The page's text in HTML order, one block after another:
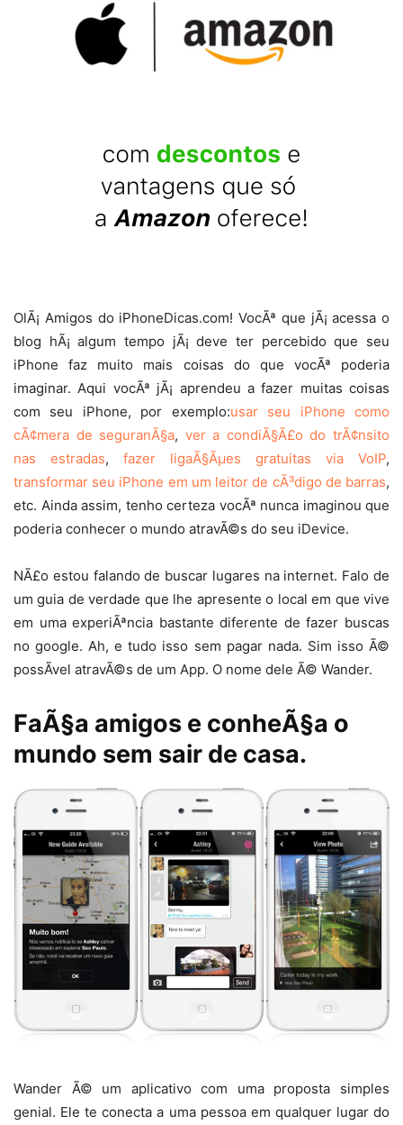
OlÃ¡ Amigos do iPhoneDicas.com! VocÃª que jÃ¡ acessa o
blog hÃ¡ algum tempo jÃ¡ deve ter percebido que seu
iPhone faz muito mais coisas do que vocÃª poderia
imaginar. Aqui vocÃª jÃ¡ aprendeu a fazer muitas coisas
com seu iPhone, por exemplo:usar seu iPhone como
cÃ¢mera de seguranÃ§a, ver a condiÃ§Ã£o do trÃ¢nsito
nas estradas, fazer ligaÃ§Ãµes gratuitas via VoIP,
transformar seu iPhone em um leitor de cÃ³digo de barras,
etc. Ainda assim, tenho certeza vocÃª nunca imaginou que
poderia conhecer o mundo atravÃ©s do seu iDevice.
NÃ£o estou falando de buscar lugares na internet. Falo de
um guia de verdade que lhe apresente o local em que vive
em uma experiÃªncia bastante diferente de fazer buscas
no google. Ah, e tudo isso sem pagar nada. Sim isso Ã©
possÃ­vel atravÃ©s de um App. O nome dele Ã© Wander.
FaÃ§a amigos e conheÃ§a o
mundo sem sair de casa.
Wander Ã© um aplicativo com uma proposta simples
genial. Ele te conecta a uma pessoa em qualquer lugar do